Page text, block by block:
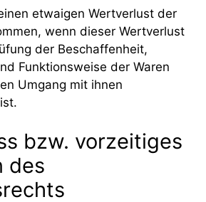
etwaigen Wertverlust der
wenn dieser Wertverlust
der Beschaffenheit,
Funktionsweise der Waren
Umgang mit ihnen
bzw. vorzeitiges
des